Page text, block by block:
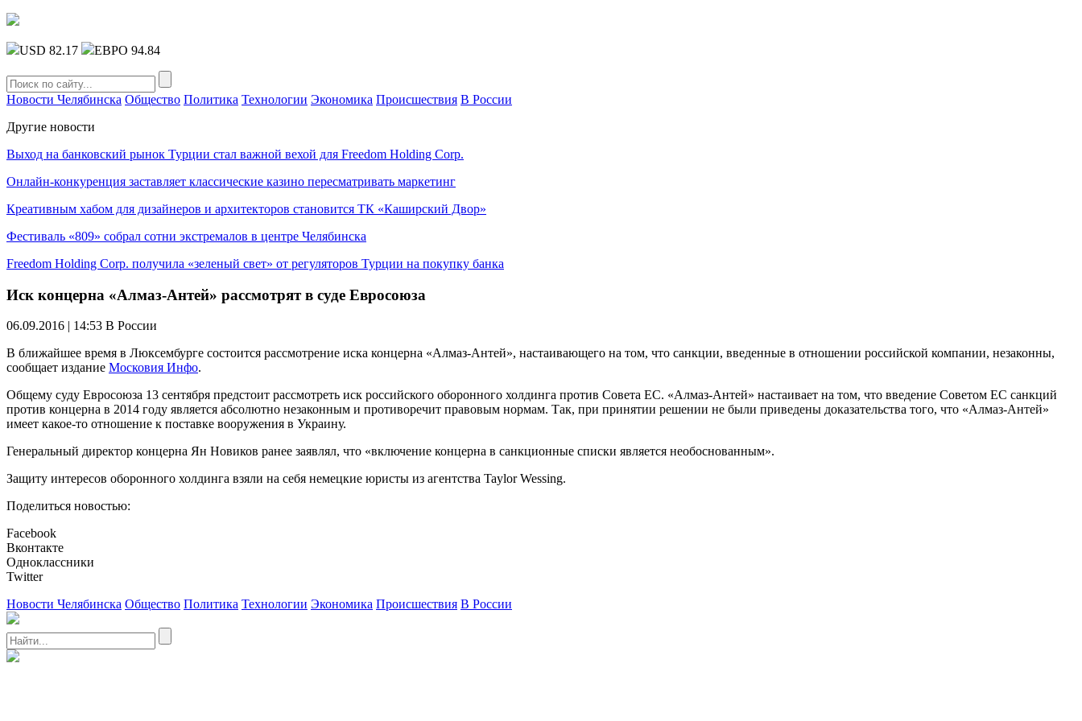
USD 82.17 ЕВРО 94.84
Новости Челябинска Общество Политика Технологии Экономика Происшествия В России
Другие новости
Выход на банковский рынок Турции стал важной вехой для Freedom Holding Corp.
Онлайн-конкуренция заставляет классические казино пересматривать маркетинг
Креативным хабом для дизайнеров и архитекторов становится ТК «Каширский Двор»
Фестиваль «809» собрал сотни экстремалов в центре Челябинска
Freedom Holding Corp. получила «зеленый свет» от регуляторов Турции на покупку банка
Иск концерна «Алмаз-Антей» рассмотрят в суде Евросоюза
06.09.2016 | 14:53 В России
В ближайшее время в Люксембурге состоится рассмотрение иска концерна «Алмаз-Антей», настаивающего на том, что санкции, введенные в отношении российской компании, незаконны,
сообщает издание Московия Инфо.
Общему суду Евросоюза 13 сентября предстоит рассмотреть иск российского оборонного холдинга против Совета ЕС. «Алмаз-Антей» настаивает на том, что введение Советом ЕС санкций
против концерна в 2014 году является абсолютно незаконным и противоречит правовым нормам. Так, при принятии решении не были приведены доказательства того, что «Алмаз-Антей»
имеет какое-то отношение к поставке вооружения в Украину.
Генеральный директор концерна Ян Новиков ранее заявлял, что «включение концерна в санкционные списки является необоснованным».
Защиту интересов оборонного холдинга взяли на себя немецкие юристы из агентства Taylor Wessing.
Поделиться новостью:
Facebook
Вконтакте
Одноклассники
Twitter
Новости Челябинска Общество Политика Технологии Экономика Происшествия В России